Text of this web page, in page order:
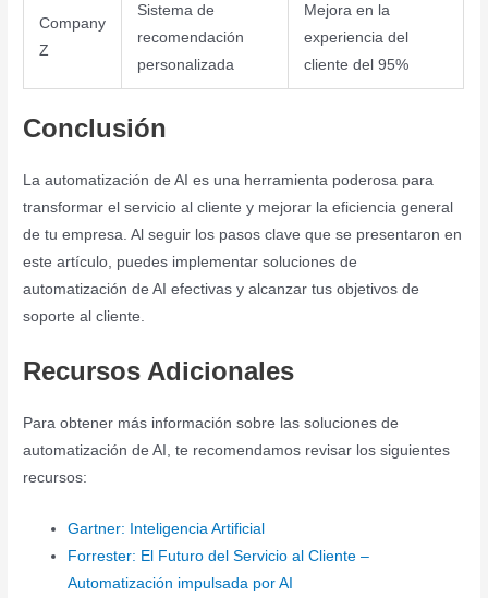
Company
Z
Sistema de
recomendación
personalizada
Mejora en la
experiencia del
cliente del 95%
Conclusión
La automatización de AI es una herramienta poderosa para
transformar el servicio al cliente y mejorar la eficiencia general
de tu empresa. Al seguir los pasos clave que se presentaron en
este artículo, puedes implementar soluciones de
automatización de AI efectivas y alcanzar tus objetivos de
soporte al cliente.
Recursos Adicionales
Para obtener más información sobre las soluciones de
automatización de AI, te recomendamos revisar los siguientes
recursos:
Gartner: Inteligencia Artificial
Forrester: El Futuro del Servicio al Cliente –
Automatización impulsada por AI